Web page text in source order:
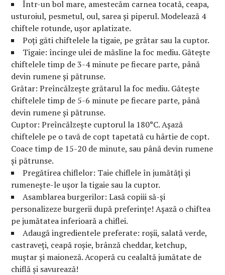
Într-un bol mare, amestecăm carnea tocată, ceapa,
usturoiul, pesmetul, oul, sarea și piperul. Modelează 4
chiftele rotunde, ușor aplatizate.
Poți găti chiftelele la tigaie, pe grătar sau la cuptor.
Tigaie: încinge ulei de măsline la foc mediu. Gătește
chiftelele timp de 3-4 minute pe fiecare parte, până
devin rumene și pătrunse.
Grătar: Preîncălzește grătarul la foc mediu. Gătește
chiftelele timp de 5-6 minute pe fiecare parte, până
devin rumene și pătrunse.
Cuptor: Preîncălzește cuptorul la 180°C. Așază
chiftelele pe o tavă de copt tapetată cu hârtie de copt.
Coace timp de 15-20 de minute, sau până devin rumene
și pătrunse.
Pregătirea chiflelor: Taie chiflele în jumătăți și
rumenește-le ușor la tigaie sau la cuptor.
Asamblarea burgerilor: Lasă copiii să-și
personalizeze burgerii după preferințe! Așază o chiftea
pe jumătatea inferioară a chiflei.
Adaugă ingredientele preferate: roșii, salată verde,
castraveți, ceapă roșie, brânză cheddar, ketchup,
muștar și maioneză. Acoperă cu cealaltă jumătate de
chiflă și savurează!